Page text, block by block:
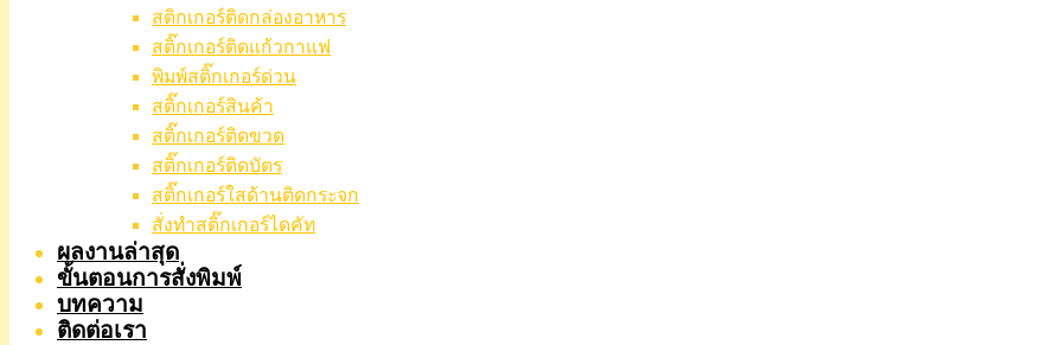
สติกเกอร์ติดกล่องอาหาร
สติ๊กเกอร์ติดแก้วกาแฟ
พิมพ์สติ๊กเกอร์ด่วน
สติ๊กเกอร์สินค้า
สติ๊กเกอร์ติดขวด
สติ๊กเกอร์ติดบัตร
สติ๊กเกอร์ใสด้านติดกระจก
สั่งทําสติ๊กเกอร์ไดคัท
ผลงานล่าสุด
ขั้นตอนการสั่งพิมพ์
บทความ
ติดต่อเรา